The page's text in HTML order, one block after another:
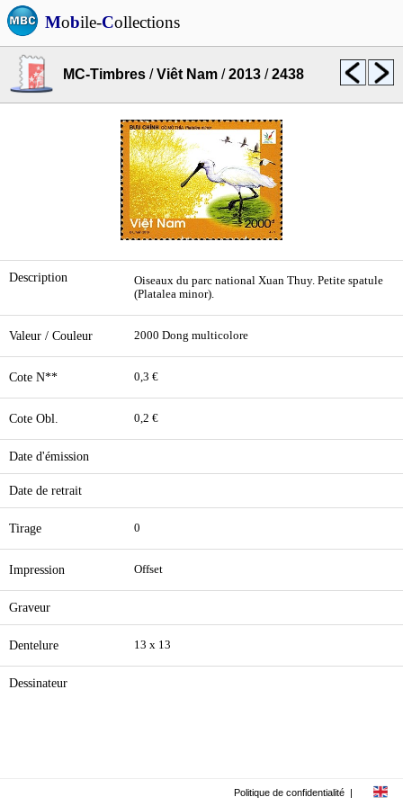
Mobile-Collections
MC-Timbres /Viêt Nam /2013 /2438
Description
Oiseaux du parc national Xuan Thuy. Petite spatule
(Platalea minor).
Valeur / Couleur 2000 Dong multicolore
Cote N** 0,3 €
Cote Obl. 0,2 €
Date d'émission
Date de retrait
Tirage 0
Impression Offset
Graveur
Dentelure 13 x 13
Dessinateur
Politique de confidentialité |